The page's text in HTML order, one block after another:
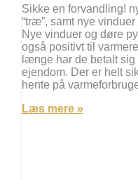
Sikke en forvandling!
“træ”, samt nye
Nye vinduer og døre
også positivt til
længe har de betalt
ejendom. Der er helt
hente på
Læs mere »